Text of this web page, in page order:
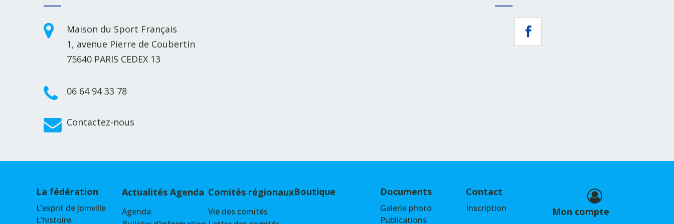
Maison du Sport Français
1, avenue Pierre de Coubertin
75640 PARIS CEDEX 13
06 64 94 33 78
Contactez-nous
La fédération
L’esprit de Joinville
L’histoire
Actualités Agenda
Agenda
Comités régionaux
Vie des comités
Boutique Documents
Galerie photo
Publications
Contact
Inscription Mon compte